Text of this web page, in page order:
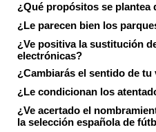
¿Qué propósitos se plantea
¿Le parecen bien los
¿Ve positiva la sustitución
electrónicas?
¿Cambiarás el sentido de
¿Le condicionan los
¿Ve acertado el
la selección española de